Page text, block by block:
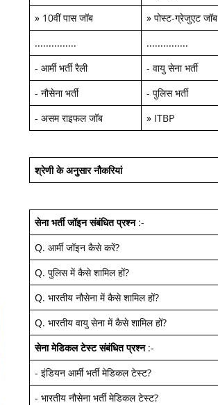
» 10वीं पास जॉब » पोस्ट-ग्रेजुएट जॉब
...............
...............
- आर्मी भर्ती रैली - वायु सेना भर्ती
- नौसेना भर्ती - पुलिस भर्ती
- असम राइफल जॉब » ITBP
श्रेणी के अनुसार नौकरियां
सेना भर्ती जॉइन संबंधित प्रश्न:-
Q. आर्मी जॉइन कैसे करें?
Q. पुलिस में कैसे शामिल हों?
Q. भारतीय नौसेना में कैसे शामिल हों?
Q. भारतीय वायु सेना में कैसे शामिल हों?
सेना मेडिकल टेस्ट संबंधित प्रश्न:-
- इंडियन आर्मी भर्ती मेडिकल टेस्ट?
- भारतीय नौसेना भर्ती मेडिकल टेस्ट?